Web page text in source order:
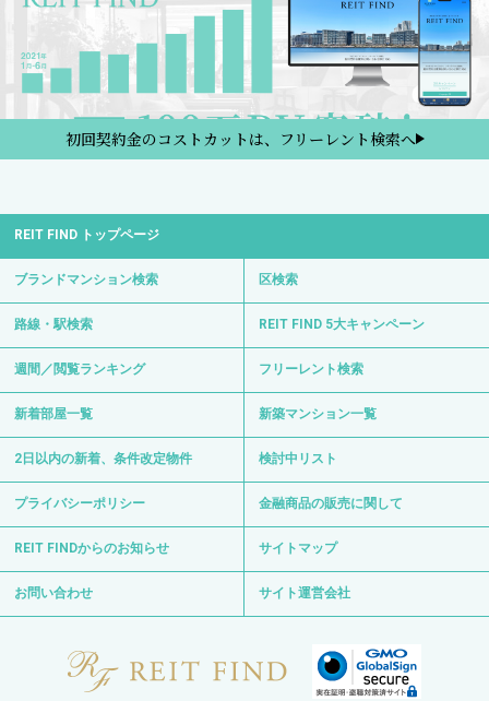
初回契約金のコストカットは、フリーレント検索へ
REIT FIND トップページ
ブランドマンション検索 区検索
路線・駅検索 REIT FIND 5大キャンペーン
週間／閲覧ランキング フリーレント検索
新着部屋一覧 新築マンション一覧
2日以内の新着、条件改定物件 検討中リスト
プライバシーポリシー 金融商品の販売に関して
REIT FINDからのお知らせ サイトマップ
お問い合わせ サイト運営会社